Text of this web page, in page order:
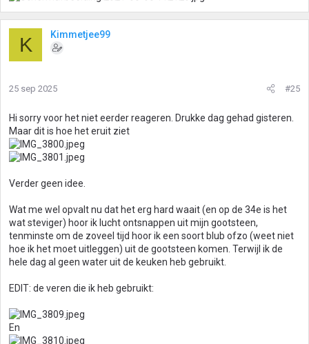
K Kimmetjee99
25 sep 2025 #25
Hi sorry voor het niet eerder reageren. Drukke dag gehad gisteren.
Maar dit is hoe het eruit ziet
Verder geen idee.
Wat me wel opvalt nu dat het erg hard waait (en op de 34e is het
wat steviger) hoor ik lucht ontsnappen uit mijn gootsteen,
tenminste om de zoveel tijd hoor ik een soort blub ofzo (weet niet
hoe ik het moet uitleggen) uit de gootsteen komen. Terwijl ik de
hele dag al geen water uit de keuken heb gebruikt.
EDIT: de veren die ik heb gebruikt:
En